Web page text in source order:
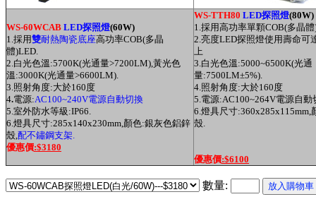
WS-60WCAB LED探照燈(60W)
1.採用雙耐熱陶瓷底座高功率COB(多晶
體)LED.
2.白光色溫:5700K(光通量>7200LM),黃光色
溫:3000K(光通量>6600LM).
3.照射角度:大於160度
4.電源:AC100~240V電源自動切換
5.室外防水等級:IP66.
6.燈具尺寸:285x140x230mm,顏色:銀灰色鋁鋅
殼,配不鏽鋼支架.
優惠價:$3180
WS-TTH80 LED探照燈(80W)
1.採用高功率單顆COB(多晶
2.亮度LED探照燈使用壽命可
上
3.白光色溫:5000~6500K(光通
量:7500LM±5%).
4.照射角度:大於160度
5.電源:AC100~264V電源自動
6.燈具尺寸:360x285x115mm,
殼.
優惠價:$6100
數量: